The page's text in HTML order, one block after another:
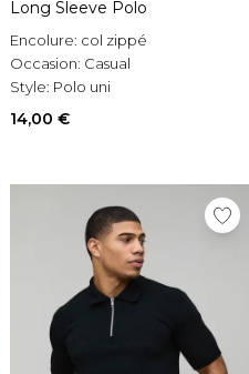
Long Sleeve Polo
Encolure: col zippé
Occasion: Casual
Style: Polo uni
14,00 €